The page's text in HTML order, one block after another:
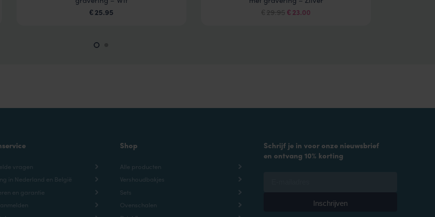
€ 25.95 €29.95Oorspronkelijke
€ 23.00
vragen
in Nederland en België
en garantie
Shop
Alle producten
Vershoudbakjes
Sets
Ovenschalen
Schrijf je in voor onze nieuwsbrief
en ontvang 10% korting